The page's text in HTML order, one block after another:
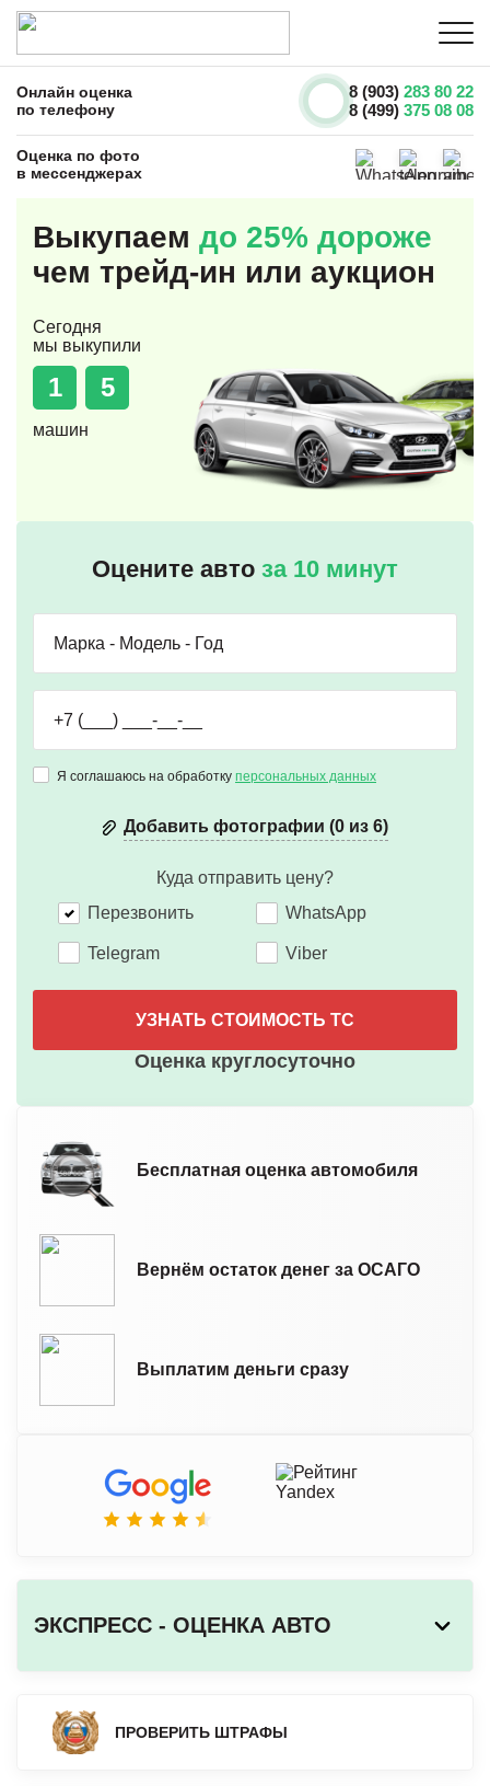
Онлайн оценка
по телефону
8 (903) 283 80 22
8 (499) 375 08 08
Оценка по фото
в мессенджерах
Выкупаем до 25% дороже
чем трейд-ин или аукцион
Сегодня
мы выкупили
1 5
машин
Оцените авто за 10 минут
Я соглашаюсь на обработку персональных данных
Добавить фотографии (0 из 6)
Куда отправить цену?
Перезвонить
WhatsApp
Telegram Viber
УЗНАТЬ СТОИМОСТЬ ТС
Оценка круглосуточно
Бесплатная оценка автомобиля
Вернём остаток денег за ОСАГО
Выплатим деньги сразу
ЭКСПРЕСС - ОЦЕНКА АВТО
ПРОВЕРИТЬ ШТРАФЫ